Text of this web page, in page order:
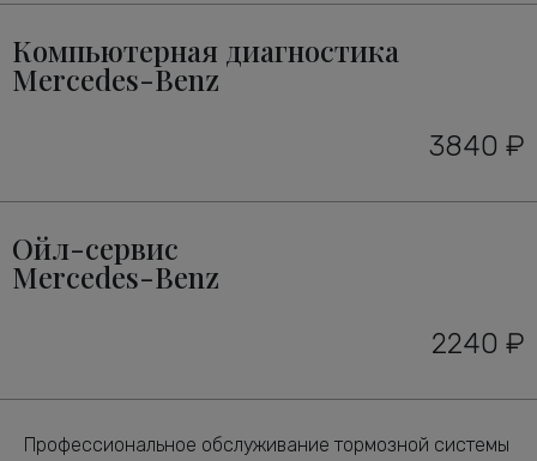
Компьютерная диагностика
Mercedes-Benz
3840 ₽
Ойл-сервис
Mercedes-Benz
2240 ₽
Профессиональное обслуживание тормозной системы